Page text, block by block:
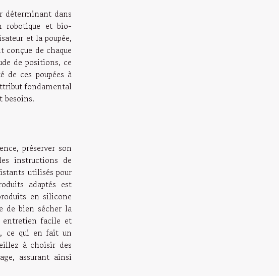
déterminant dans
robotique et bio-
et la poupée,
conçue de chaque
de positions, ce
de ces poupées à
fondamental
besoins.
préserver son
instructions de
utilisés pour
adaptés est
en silicone
de bien sécher la
entretien facile et
ce qui en fait un
à choisir des
assurant ainsi